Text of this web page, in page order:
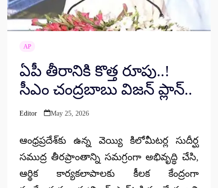
AP
ఏపీ తీరానికి కొత్త రూపు..!
సీఎం చంద్రబాబు విజన్ ప్లాన్..
Posted
Editor May 25, 2026
ఆంధ్రప్రదేశ్‌కు ఉన్న వెయ్యి కిలోమీటర్ల సుదీర్ఘ
సముద్ర తీరప్రాంతాన్ని సమగ్రంగా అభివృద్ధి చేసి,
ఆర్థిక కార్యకలాపాలకు కీలక కేంద్రంగా